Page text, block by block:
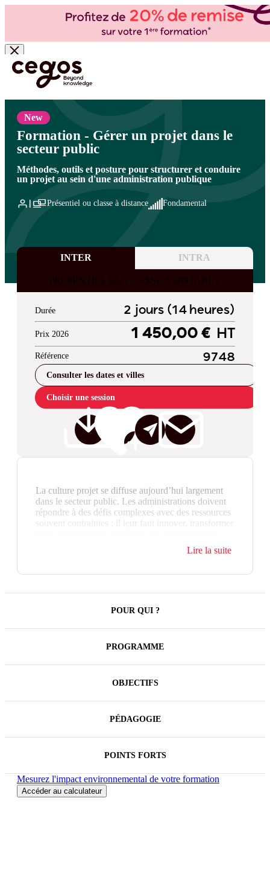
Skip to main content
Vous êtes ici : Accueil >Cegos, organisme de formation à Paris et en régions
Conduite de projets - Secteur public
- Secteur public
New
Formation - Gérer un projet dans le
secteur public
Méthodes, outils et posture pour structurer et conduire
un projet au sein d'une administration publique
Présentiel ou classe à distance Fondamental
INTER INTRA
PRESENTIEL OU CLASSE A DISTANCE
Durée 2 jours (14 heures)
Prix 2026 1 450,00 € HT
Référence 9748
Consulter les dates et villes
Choisir une session
La culture projet se diffuse aujourd’hui largement
dans le secteur public. Les administrations doivent
répondre à des défis complexes avec des ressources
souvent contraintes : il leur faut innover, transformer
Cette formation opérationnelle de deux jours permet
fondamentaux de la gestion de projet appliquée à
Lire la suite
POUR QUI ?
PROGRAMME
OBJECTIFS
PÉDAGOGIE
POINTS FORTS
Mesurez l'impact environnemental de votre formation
Accéder au calculateur